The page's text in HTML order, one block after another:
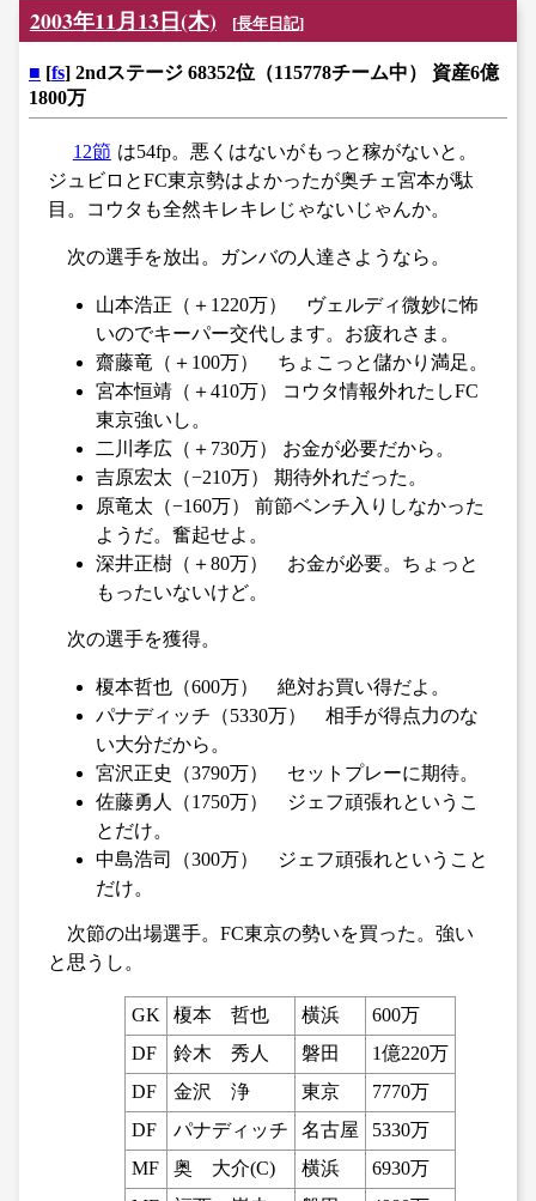
2003年11月13日(木) [長年日記]
■ [fs] 2ndステージ 68352位（115778チーム中） 資産6億
1800万
12節 は54fp。悪くはないがもっと稼がないと。
ジュビロとFC東京勢はよかったが奥チェ宮本が駄
目。コウタも全然キレキレじゃないじゃんか。
次の選手を放出。ガンバの人達さようなら。
山本浩正（＋1220万） ヴェルディ微妙に怖
いのでキーパー交代します。お疲れさま。
齋藤竜（＋100万） ちょこっと儲かり満足。
宮本恒靖（＋410万） コウタ情報外れたしFC
東京強いし。
二川孝広（＋730万） お金が必要だから。
吉原宏太（−210万） 期待外れだった。
原竜太（−160万） 前節ベンチ入りしなかった
ようだ。奮起せよ。
深井正樹（＋80万） お金が必要。ちょっと
もったいないけど。
次の選手を獲得。
榎本哲也（600万） 絶対お買い得だよ。
パナディッチ（5330万） 相手が得点力のな
い大分だから。
宮沢正史（3790万） セットプレーに期待。
佐藤勇人（1750万） ジェフ頑張れというこ
とだけ。
中島浩司（300万） ジェフ頑張れということ
だけ。
次節の出場選手。FC東京の勢いを買った。強い
と思うし。
GK 榎本 哲也 横浜
600万
DF
鈴木 秀人 磐田
1億220万
DF
金沢 浄 東京
7770万
DF
パナディッチ 名古屋
5330万
MF
奥 大介(C) 横浜
6930万